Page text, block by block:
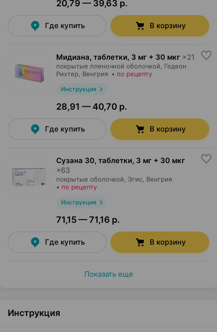
20,79 — 39,63 р.
Где купить В корзину
Мидиана, таблетки, 3 мг + 30 мкг ×21
покрытые пленочной оболочкой,
Гедеон
Рихтер , Венгрия • по рецепту
Инструкция
28,91 — 40,70 р.
Где купить В корзину
Сузана 30, таблетки, 3 мг + 30 мкг
×63
покрытые оболочкой, Эгис , Венгрия
• по рецепту
Инструкция
71,15 — 71,16 р.
Где купить В корзину
Показать еще
Инструкция